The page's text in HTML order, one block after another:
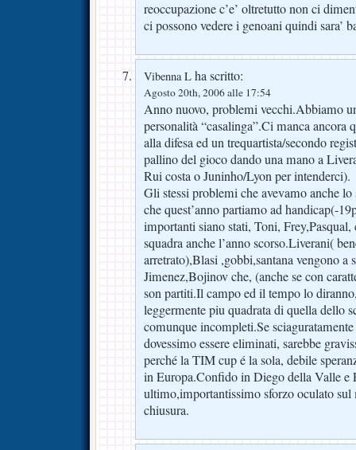
reoccupazione c’e’ oltretutto non ci
ci possono vedere i genoani quindi sara’
Vibenna L ha scritto:
Agosto 20th, 2006 alle 17:54
Anno nuovo, problemi vecchi.Abbiamo
personalità “casalinga”.Ci manca ancora
alla difesa ed un trequartista/secondo
pallino del gioco dando una mano a
Rui costa o Juninho/Lyon per intenderci).
Gli stessi problemi che avevamo anche
che quest’anno partiamo ad handicap(-
importanti siano stati, Toni, Frey,Pasqual,
squadra anche l’anno scorso.Liverani(
arretrato),Blasi ,gobbi,santana vengono a
Jimenez,Bojinov che, (anche se con
son partiti.Il campo ed il tempo lo
leggermente piu quadrata di quella dello
comunque incompleti.Se
dovessimo essere eliminati, sarebbe
perché la TIM cup é la sola, debile
in Europa.Confido in Diego della Valle e
ultimo,importantissimo sforzo oculato
chiusura.